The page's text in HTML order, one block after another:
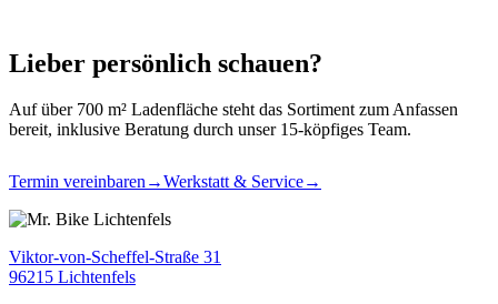
Lieber persönlich schauen?
Auf über 700 m² Ladenfläche steht das Sortiment zum Anfassen
bereit, inklusive Beratung durch unser 15-köpfiges Team.
Termin vereinbaren →Werkstatt & Service→
Viktor-von-Scheffel-Straße 31
96215 Lichtenfels